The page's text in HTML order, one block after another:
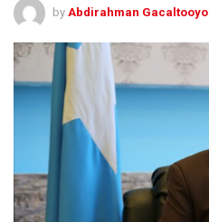
by Abdirahman Gacaltooyo